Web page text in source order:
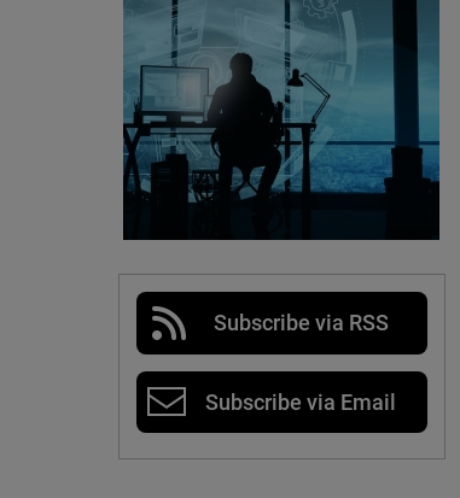
Subscribe via RSS
Subscribe via Email